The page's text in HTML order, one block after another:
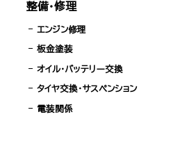
整備・修理
エンジン修理
板金塗装
オイル・バッテリー交換
タイヤ交換・サスペンション
電装関係